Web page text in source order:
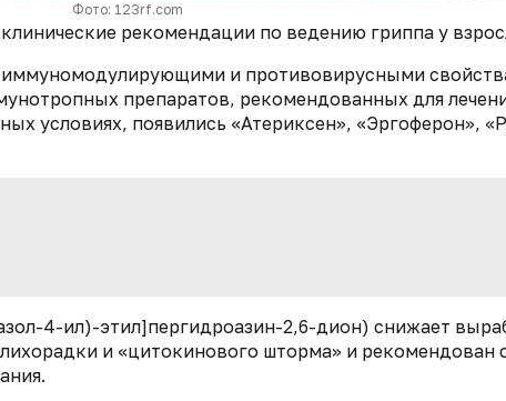
Фото: 123rf.com
рекомендации по ведению гриппа у
иммуномодулирующими и противовирусными
препаратов, рекомендованных для
условиях, появились «Атериксен», «Эргоферон»,
4-ил)-этил]пергидроазин-2,6-дион) снижает
и «цитокинового шторма» и рекомендован